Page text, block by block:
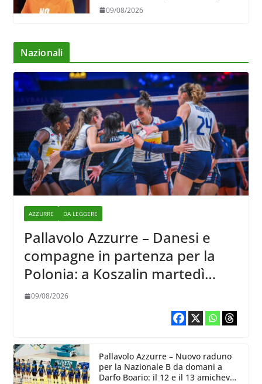
09/08/2026
Nazionali
AZZURRE DA LEGGERE
Pallavolo Azzurre – Danesi e
compagne in partenza per la
Polonia: a Koszalin martedì
giocano contro la Francia
09/08/2026
Pallavolo Azzurre – Nuovo raduno
per la Nazionale B da domani a
Darfo Boario: il 12 e il 13 amichevoli